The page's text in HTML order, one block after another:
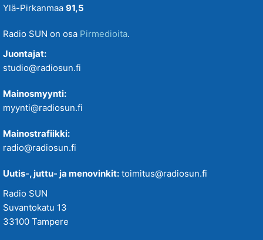
Ylä-Pirkanmaa 91,5
Radio SUN on osa Pirmedioita.
Juontajat:
studio@radiosun.fi
Mainosmyynti:
myynti@radiosun.fi
Mainostrafiikki:
radio@radiosun.fi
Uutis-, juttu- ja menovinkit: toimitus@radiosun.fi
Radio SUN
Suvantokatu 13
33100 Tampere